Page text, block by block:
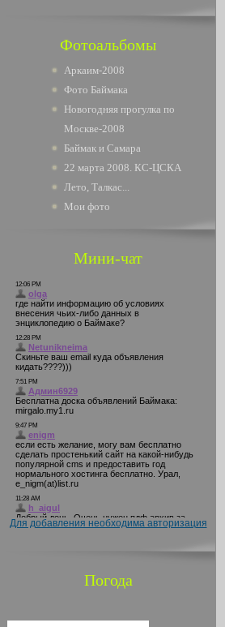
Фотоальбомы
Аркаим-2008
Фото Баймака
Новогодняя прогулка по
Москве-2008
Баймак и Самара
22 марта 2008. КС-ЦСКА
Лето, Талкас...
Мои фото
Мини-чат
Для добавления необходима авторизация
Погода